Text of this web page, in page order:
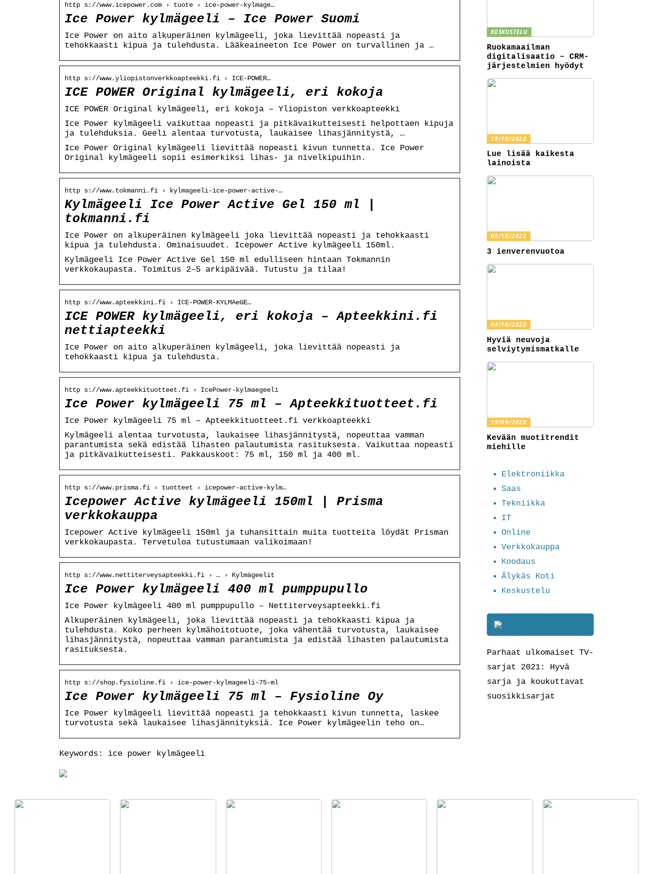
http s://www.icepower.com › tuote › ice-power-kylmage…
Ice Power kylmägeeli – Ice Power Suomi
Ice Power on aito alkuperäinen kylmägeeli, joka lievittää nopeasti ja
tehokkaasti kipua ja tulehdusta. Lääkeaineeton Ice Power on turvallinen ja …
http s://www.yliopistonverkkoapteekki.fi › ICE-POWER…
ICE POWER Original kylmägeeli, eri kokoja
ICE POWER Original kylmägeeli, eri kokoja – Yliopiston verkkoapteekki
Ice Power kylmägeeli vaikuttaa nopeasti ja pitkävaikutteisesti helpottaen kipuja
ja tulehduksia. Geeli alentaa turvotusta, laukaisee lihasjännitystä, …
Ice Power Original kylmägeeli lievittää nopeasti kivun tunnetta. Ice Power
Original kylmägeeli sopii esimerkiksi lihas- ja nivelkipuihin.
http s://www.tokmanni.fi › kylmageeli-ice-power-active-…
Kylmägeeli Ice Power Active Gel 150 ml |
tokmanni.fi
Ice Power on alkuperäinen kylmägeeli joka lievittää nopeasti ja tehokkaasti
kipua ja tulehdusta. Ominaisuudet. Icepower Active kylmägeeli 150ml.
Kylmägeeli Ice Power Active Gel 150 ml edulliseen hintaan Tokmannin
verkkokaupasta. Toimitus 2–5 arkipäivää. Tutustu ja tilaa!
http s://www.apteekkini.fi › ICE-POWER-KYLMAeGE…
ICE POWER kylmägeeli, eri kokoja – Apteekkini.fi
nettiapteekki
Ice Power on aito alkuperäinen kylmägeeli, joka lievittää nopeasti ja
tehokkaasti kipua ja tulehdusta.
http s://www.apteekkituotteet.fi › IcePower-kylmaegeeli
Ice Power kylmägeeli 75 ml – Apteekkituotteet.fi
Ice Power kylmägeeli 75 ml – Apteekkituotteet.fi verkkoapteekki
Kylmägeeli alentaa turvotusta, laukaisee lihasjännitystä, nopeuttaa vamman
parantumista sekä edistää lihasten palautumista rasituksesta. Vaikuttaa nopeasti
ja pitkävaikutteisesti. Pakkauskoot: 75 ml, 150 ml ja 400 ml.
http s://www.prisma.fi › tuotteet › icepower-active-kylm…
Icepower Active kylmägeeli 150ml | Prisma
verkkokauppa
Icepower Active kylmägeeli 150ml ja tuhansittain muita tuotteita löydät Prisman
verkkokaupasta. Tervetuloa tutustumaan valikoimaan!
http s://www.nettiterveysapteekki.fi › … › Kylmägeelit
Ice Power kylmägeeli 400 ml pumppupullo
Ice Power kylmägeeli 400 ml pumppupullo – Nettiterveysapteekki.fi
Alkuperäinen kylmägeeli, joka lievittää nopeasti ja tehokkaasti kipua ja
tulehdusta. Koko perheen kylmähoitotuote, joka vähentää turvotusta, laukaisee
lihasjännitystä, nopeuttaa vamman parantumista ja edistää lihasten palautumista
rasituksesta.
http s://shop.fysioline.fi › ice-power-kylmageeli-75-ml
Ice Power kylmägeeli 75 ml – Fysioline Oy
Ice Power kylmägeeli lievittää nopeasti ja tehokkaasti kivun tunnetta, laskee
turvotusta sekä laukaisee lihasjännityksiä. Ice Power kylmägeelin teho on…
Keywords: ice power kylmägeeli
KESKUSTELU
Ruokamaailman
digitalisaatio – CRM-
järjestelmien hyödyt
18/10/2022
Lue lisää kaikesta
lainoista
09/10/2022
3 ienverenvuotoa
04/10/2022
Hyviä neuvoja
selviytymismatkalle
19/09/2022
Kevään muotitrendit
miehille
Elektroniikka
Saas
Tekniikka
IT
Online
Verkkokauppa
Koodaus
Älykäs Koti
Keskustelu
Parhaat ulkomaiset TV-
sarjat 2021: Hyvä
sarja ja koukuttavat
suosikkisarjat